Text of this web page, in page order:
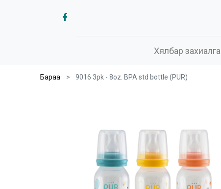
Хялбар захиалга
Бараа 9016 3pk - 8oz. BPA std bottle (PUR)